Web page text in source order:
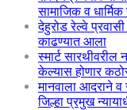
सामाजिक व
देहुरोड रेल्वे
काढण्यात आला
स्मार्ट सारथीवरील
केल्यास होणार
मानवाला आदराने व
जिल्हा प्रमुख